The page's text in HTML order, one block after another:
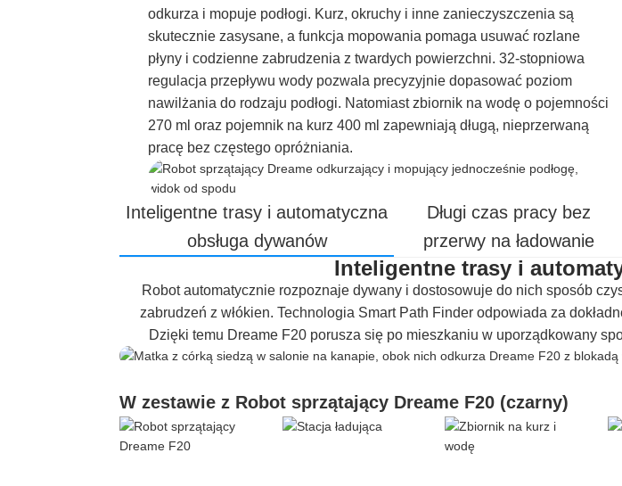
odkurza i mopuje podłogi. Kurz, okruchy i inne zanieczyszczenia są
skutecznie zasysane, a funkcja mopowania pomaga usuwać rozlane
płyny i codzienne zabrudzenia z twardych powierzchni. 32-stopniowa
regulacja przepływu wody pozwala precyzyjnie dopasować poziom
nawilżania do rodzaju podłogi. Natomiast zbiornik na wodę o pojemności
270 ml oraz pojemnik na kurz 400 ml zapewniają długą, nieprzerwaną
pracę bez częstego opróżniania.
Inteligentne trasy i automatyczna
obsługa dywanów
Długi czas pracy bez
przerwy na ładowanie
Inteligentne trasy i
Robot automatycznie rozpoznaje dywany i dostosowuje do nich sposób
zabrudzeń z włókien. Technologia Smart Path Finder odpowiada za
Dzięki temu Dreame F20 porusza się po mieszkaniu w uporządkowany
W zestawie z Robot sprzątający Dreame F20 (czarny)